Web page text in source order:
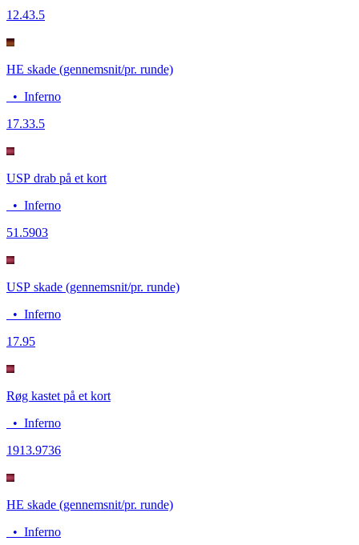
12.43.5
HE skade (gennemsnit/pr. runde)
• Inferno
17.33.5
USP drab på et kort
• Inferno
51.5903
USP skade (gennemsnit/pr. runde)
• Inferno
17.95
Røg kastet på et kort
• Inferno
1913.9736
HE skade (gennemsnit/pr. runde)
• Inferno